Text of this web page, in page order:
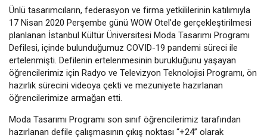
Ünlü tasarımcıların, federasyon ve firma yetkililerinin katılımıyla
17 Nisan 2020 Perşembe günü WOW Otel’de gerçekleştirilmesi
planlanan İstanbul Kültür Üniversitesi Moda Tasarımı Programı
Defilesi, içinde bulunduğumuz COVID-19 pandemi süreci ile
ertelenmişti. Defilenin ertelenmesinin burukluğunu yaşayan
öğrencilerimiz için Radyo ve Televizyon Teknolojisi Programı, ön
hazırlık sürecini videoya çekti ve mezuniyete hazırlanan
öğrencilerimize armağan etti.
Moda Tasarımı Programı son sınıf öğrencilerimiz tarafından
hazırlanan defile çalışmasının çıkış noktası “+24” olarak